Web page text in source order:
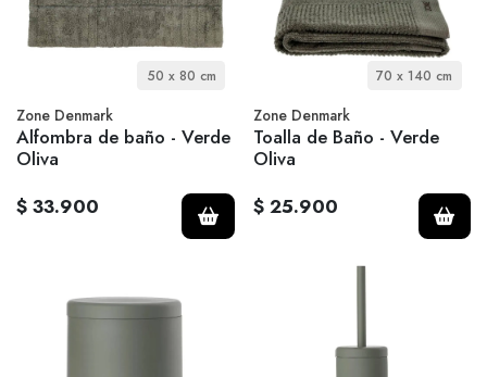
50 x 80 cm
Zone Denmark
Alfombra de baño - Verde
Oliva
$ 33.900
70 x 140 cm
Zone Denmark
Toalla de Baño - Verde
Oliva
$ 25.900